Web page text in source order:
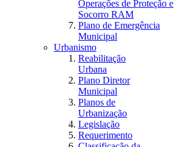
Operações de Proteção e
Socorro RAM
Plano de Emergência
Municipal
Urbanismo
Reabilitação
Urbana
Plano Diretor
Municipal
Planos de
Urbanização
Legislação
Requerimento